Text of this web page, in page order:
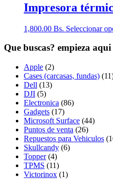
Impresora
1,800.00 Bs. Seleccionar
Que buscas? empieza aqui
Apple (2)
Cases (carcasas, fundas)
Dell (13)
DJI (5)
Electronica (86)
Gadgets (17)
Microsoft Surface (44)
Puntos de venta (26)
Repuestos para Vehiculos
Skullcandy (6)
Topper (4)
TPMS (11)
Victorinox (1)